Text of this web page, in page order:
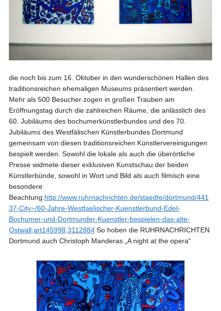
die noch bis zum 16. Oktober in den wunderschönen Hallen des
traditionsreichen ehemaligen Museums präsentiert werden.
Mehr als 500 Besucher zogen in großen Trauben am
Eröffnungstag durch die zahlreichen Räume, die anlässlich des
60. Jubiläums des bochumerkünstlerbundes und des 70.
Jubiläums des Westfälischen Künstlerbundes Dortmund
gemeinsam von diesen traditionsreichen Künstlervereinigungen
bespielt werden. Sowohl die lokale als auch die überörtliche
Presse widmete dieser exklusiven Kunstschau der beiden
Künstlerbünde, sowohl in Wort und Bild als auch filmisch eine
besondere
Beachtung. http://www.ruhrnachrichten.de/staedte/dortmund/441
37-City~/60-Jahre-Westfaelischer-Kuenstlerbund-Edel-
Bochumer-und-Dortmunder-Kuenstler-bespielen-das-alte-
Ostwall;art145998,3112884So hoben die RUHRNACHRICHTEN
Dortmund auch Christoph Manderas „A night at the opera“